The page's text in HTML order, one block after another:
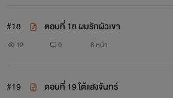
#18 ตอนที่ 18 ผมรักผัวเขา
12 0 8 หน้า
#19 ตอนที่ 19 ใต้แสงจันทร์